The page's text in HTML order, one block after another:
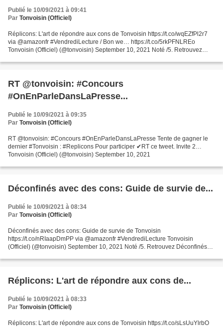
Publié le 10/09/2021 à 09:41
Par Tonvoisin (Officiel)
Réplicons: L'art de répondre aux cons de Tonvoisin https://t.co/wqEZfPl2r7
via @amazonfr #VendrediLecture / Bon we… https://t.co/5rkPFNLREo
Tonvoisin (Officiel) (@tonvoisin) September 10, 2021 Noté /5. Retrouvez
RT @tonvoisin: #Concours
#OnEnParleDansLaPresse...
Publié le 10/09/2021 à 09:35
Par Tonvoisin (Officiel)
RT @tonvoisin: #Concours #OnEnParleDansLaPresse Tente de gagner le
dernier #Tonvoisin : #Replicons Pour participer ✔RT ce tweet. Invite 2…
Tonvoisin (Officiel) (@tonvoisin) September 10, 2021
Déconfinés avec des cons: Guide de survie de...
Publié le 10/09/2021 à 08:34
Par Tonvoisin (Officiel)
Déconfinés avec des cons: Guide de survie de Tonvoisin
https://t.co/nRIaapDmPP via @amazonfr #VendrediLecture Tonvoisin
(Officiel) (@tonvoisin) September 10, 2021 Noté /5. Retrouvez Déconfinés
Réplicons: L'art de répondre aux cons de...
Publié le 10/09/2021 à 08:33
Par Tonvoisin (Officiel)
Réplicons: L'art de répondre aux cons de Tonvoisin https://t.co/sLsUuYlrbO